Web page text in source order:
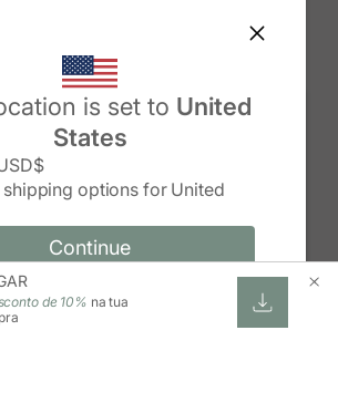
is set to United
States
shipping options for United
Continue
country/region and language
country/region
Continue
TRINDADE E TOBAGO (TTD $)
TUNÍSIA (USD $)
TURQUEMENISTÃO (USD $)
TURQUIA (TRY ₺)
TUVALU (AUD $)
UGANDA (UGX USH)
URUGUAI (UYU $U)
USBEQUISTÃO (UZS SO'M)
VENEZUELA (USD $)
VIETNAME (VND ₫)
WALLIS E FUTUNA (XPF FR)
ZIMBABUÉ (USD $)
de 10% na tua